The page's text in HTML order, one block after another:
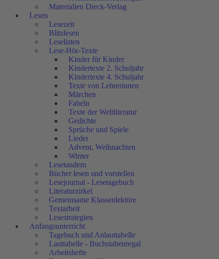
Materialien Dieck-Verlag
Lesen
Lesezeit
Blitzlesen
Leselisten
Lese-Hör-Texte
Kinder für Kinder
Kindertexte 2. Schuljahr
Kindertexte 4. Schuljahr
Texte von Lehrerinnen
Märchen
Fabeln
Texte der Weltliteratur
Gedichte
Sprüche und Spiele
Lieder
Advent, Weihnachten
Winter
Lesetandem
Bücher lesen und vorstellen
Lesejournal - Lesetagebuch
Literaturzirkel
Gemeinsame Klassenlektüre
Textarbeit
Lesestrategien
Anfangsunterricht
Tagebuch und Anlauttabelle
Lauttabelle - Buchstabenregal
Arbeitshefte